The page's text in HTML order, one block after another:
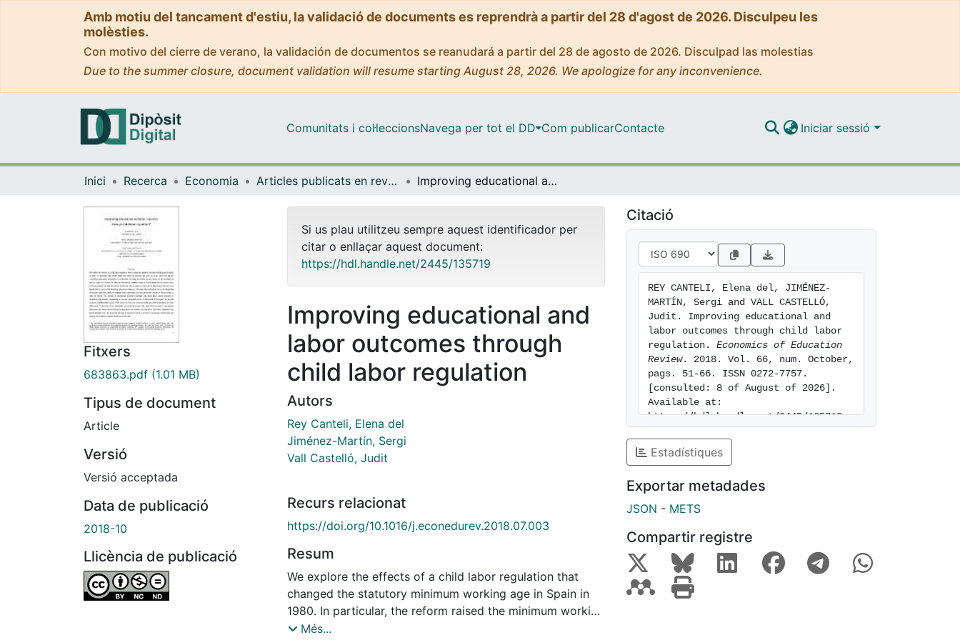
Amb motiu del tancament d'estiu, la validació de documents es reprendrà a partir del 28 d'agost de 2026. Disculpeu les
molèsties.
Con motivo del cierre de verano, la validación de documentos se reanudará a partir del 28 de agosto de 2026. Disculpad las molestias
Due to the summer closure, document validation will resume starting August 28, 2026. We apologize for any inconvenience.
Comunitats i col·leccionsNavega per tot el DD Com publicarContacte Iniciar sessió
Inici Recerca Economia Articles publicats en revistes (Economia) Improving educational and labor outcomes through child labor regulation
Fitxers
683863.pdf (1.01 MB)
Tipus de document
Article
Versió
Versió acceptada
Data de publicació
2018-10
Llicència de publicació
Si us plau utilitzeu sempre aquest identificador per
citar o enllaçar aquest document:
https://hdl.handle.net/2445/135719
Improving educational and
labor outcomes through
child labor regulation
Autors
Rey Canteli, Elena del
Jiménez-Martín, Sergi
Vall Castelló, Judit
Recurs relacionat
https://doi.org/10.1016/j.econedurev.2018.07.003
Resum
We explore the effects of a child labor regulation that
changed the statutory minimum working age in Spain in
1980. In particular, the reform raised the minimum working
age from 14 to 16, while the age for compulsory education
Més...
Citació
REY CANTELI, Elena del, JIMÉNEZ-
MARTÍN, Sergi and VALL CASTELLÓ,
Judit. Improving educational and
labor outcomes through child labor
regulation. Economics of Education
Review. 2018. Vol. 66, num. October,
pags. 51-66. ISSN 0272-7757.
[consulted: 8 of August of 2026].
Available at:
https://hdl.handle.net/2445/135719
Estadístiques
Exportar metadades
JSON - METS
Compartir registre